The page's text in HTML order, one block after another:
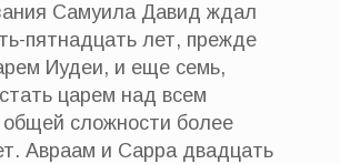
Самуила Давид ждал
пятнадцать лет, прежде
Иудеи, и еще семь,
царем над всем
сложности более
Авраам и Сарра двадцать